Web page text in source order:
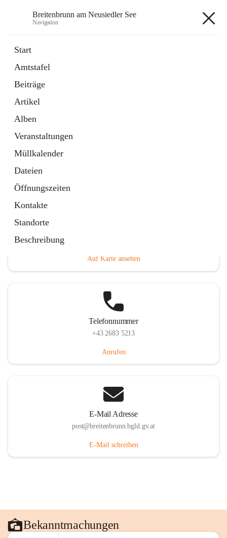
Breitenbrunn am Neusiedler See
Navigation
Start
Amtstafel
Beiträge
Artikel
Alben
Veranstaltungen
Müllkalender
Dateien
Öffnungszeiten
Kontakte
Standorte
Beschreibung
18 Schnellzugriffe
Gemeindeservice
Auf Karte ansehen
Telefonnummer
+43 2683 5213
Anrufen
E-Mail Adresse
post@breitenbrunn.bgld.gv.at
E-Mail schreiben
Bekanntmachungen